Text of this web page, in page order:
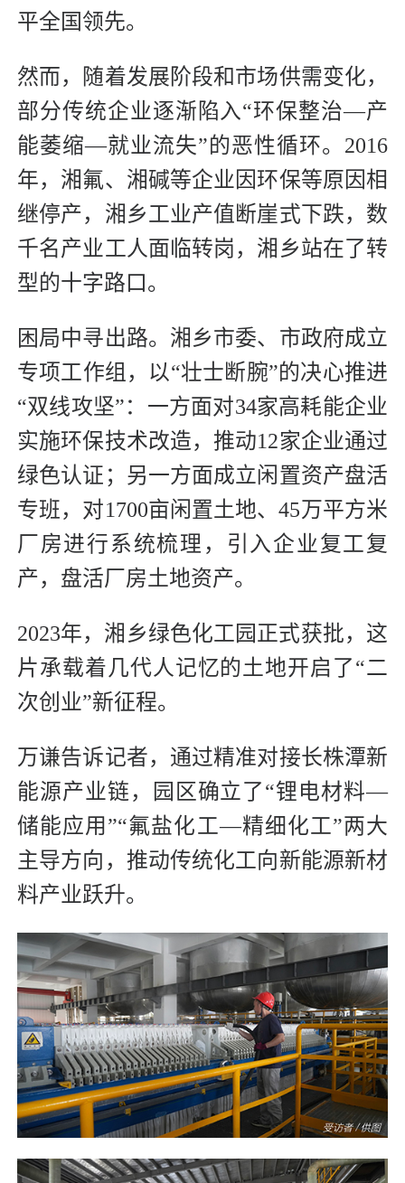
平全国领先。
然而，随着发展阶段和市场供需变化，
部分传统企业逐渐陷入“环保整治—产
能萎缩—就业流失”的恶性循环。2016
年，湘氟、湘碱等企业因环保等原因相
继停产，湘乡工业产值断崖式下跌，数
千名产业工人面临转岗，湘乡站在了转
型的十字路口。
困局中寻出路。湘乡市委、市政府成立
专项工作组，以“壮士断腕”的决心推进
“双线攻坚”：一方面对34家高耗能企业
实施环保技术改造，推动12家企业通过
绿色认证；另一方面成立闲置资产盘活
专班，对1700亩闲置土地、45万平方米
厂房进行系统梳理，引入企业复工复
产，盘活厂房土地资产。
2023年，湘乡绿色化工园正式获批，这
片承载着几代人记忆的土地开启了“二
次创业”新征程。
万谦告诉记者，通过精准对接长株潭新
能源产业链，园区确立了“锂电材料—
储能应用”“氟盐化工—精细化工”两大
主导方向，推动传统化工向新能源新材
料产业跃升。